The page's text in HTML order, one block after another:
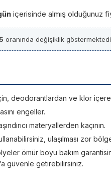
içerisinde almış olduğunuz
oranında değişiklik
için, deodorantlardan ve klor
engeller.
materyallerden kaçının.
ulaşılması zor
ömür boyu bakım
güvenle getirebilirsiniz.